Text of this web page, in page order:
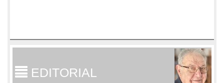
EDITORIAL